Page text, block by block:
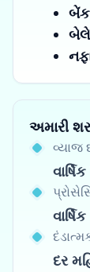
બેંક
અમારી
વ્યાજ
દર